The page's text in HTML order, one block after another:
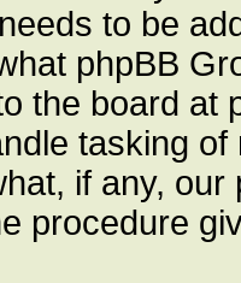
to be
phpBB
the board at
tasking
if any,
procedure